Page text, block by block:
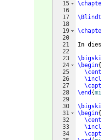
15
16
17
18
19
20
21
22
23
24
25
26
27
28
29
30
31
32
33
34
In
\begin{
\end {
\begin{